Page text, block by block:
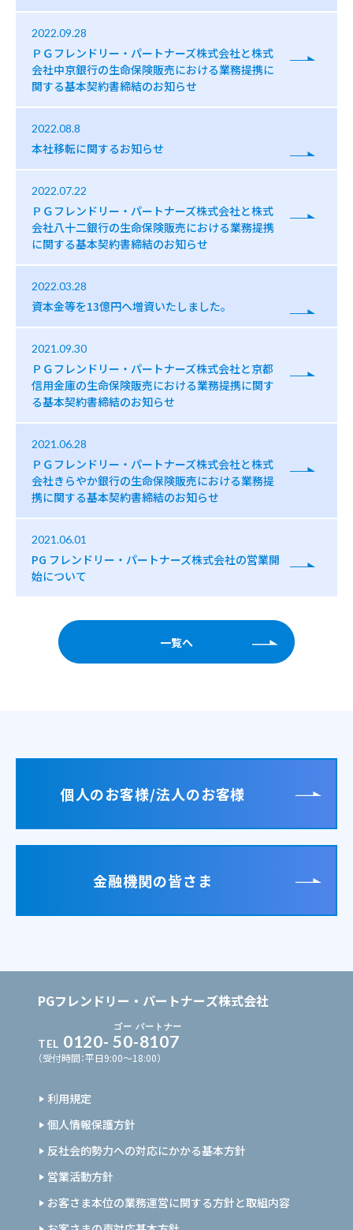
2022.09.28
ＰＧフレンドリー・パートナーズ株式会社と株式
会社中京銀行の生命保険販売における業務提携に
関する基本契約書締結のお知らせ
2022.08.8
本社移転に関するお知らせ
2022.07.22
ＰＧフレンドリー・パートナーズ株式会社と株式
会社八十二銀行の生命保険販売における業務提携
に関する基本契約書締結のお知らせ
2022.03.28
資本金等を13億円へ増資いたしました。
2021.09.30
ＰＧフレンドリー・パートナーズ株式会社と京都
信用金庫の生命保険販売における業務提携に関す
る基本契約書締結のお知らせ
2021.06.28
ＰＧフレンドリー・パートナーズ株式会社と株式
会社きらやか銀行の生命保険販売における業務提
携に関する基本契約書締結のお知らせ
2021.06.01
PG フレンドリー・パートナーズ株式会社の営業開
始について
一覧へ
個人のお客様/法人のお客様
金融機関の皆さま
利用規定
個人情報保護方針
反社会的勢力への対応にかかる基本方針
営業活動方針
お客さま本位の業務運営に関する方針と取組内容
PGフレンドリー・パートナーズ株式会社
TEL 0120-50
ゴー
-8107
パートナー
（受付時間：平日9:00〜18:00）